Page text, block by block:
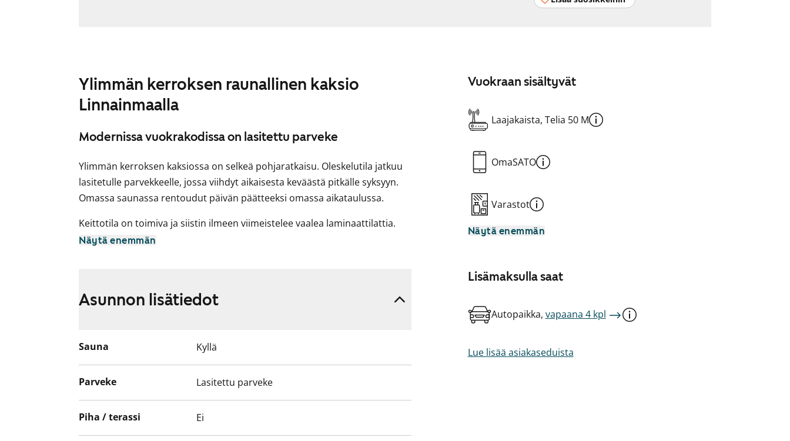
Ylimmän kerroksen raunallinen kaksio
Linnainmaalla
Modernissa vuokrakodissa on lasitettu parveke
Ylimmän kerroksen kaksiossa on selkeä pohjaratkaisu. Oleskelutila jatkuu
lasitetulle parvekkeelle, jossa viihdyt aikaisesta keväästä pitkälle syksyyn.
Omassa saunassa rentoudut päivän päätteeksi omassa aikataulussa.
Keittotila on toimiva ja siistin ilmeen viimeistelee vaalea laminaattilattia.
Varustukseen kuuluu astianpesukone, helposti puhtaana pidettävä
Laatoitetussa kylpyhuoneessa on liitännät pyykinpesukoneelle.
Näytä enemmän
Vuokraan sisältyvät
Laajakaista, Telia 50 M
OmaSATO
Varastot
Näytä enemmän
Lisämaksulla saat
Autopaikka, vapaana 4 kpl
Lue lisää asiakaseduista
Asunnon lisätiedot
Sauna Kyllä
Parveke Lasitettu parveke
Piha / terassi Ei